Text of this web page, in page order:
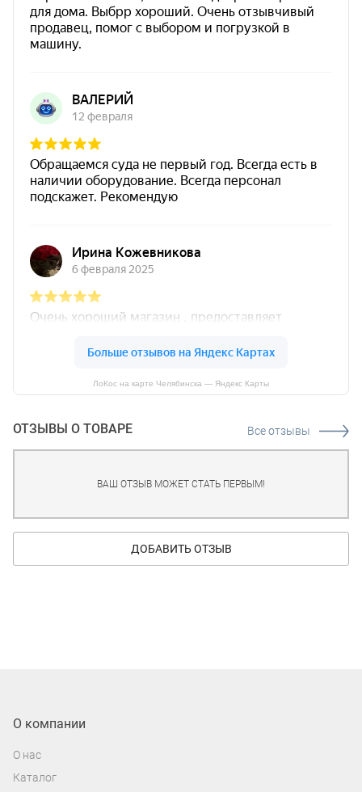
ЛоКос на карте Челябинска — Яндекс Карты
ОТЗЫВЫ О ТОВАРЕ Все отзывы
ВАШ ОТЗЫВ МОЖЕТ СТАТЬ ПЕРВЫМ!
ДОБАВИТЬ ОТЗЫВ
О компании
О нас
Каталог